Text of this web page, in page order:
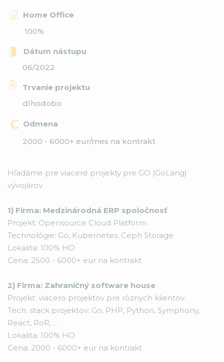
Home Office
100%
Dátum nástupu
06/2022
Trvanie projektu
dlhodobo
Odmena
2000 - 6000+ eur/mes na kontrakt
Hľadáme pre viaceré projekty pre GO (GoLang)
vývojárov.
1) Firma: Medzinárodná ERP spoločnosť
Projekt: Opensource Cloud Platform
Technológie: Go, Kubernetes, Ceph Storage
Lokalita: 100% HO
Cena: 2500 - 6000+ eur na kontrakt
2) Firma: Zahraničný software house
Projekt: viacero projektov pre rôznych klientov
Tech. stack projektov: Go, PHP, Python, Symphony,
React, RoR, ...
Lokalita: 100% HO
Cena: 2000 - 6000+ eur na kontrakt